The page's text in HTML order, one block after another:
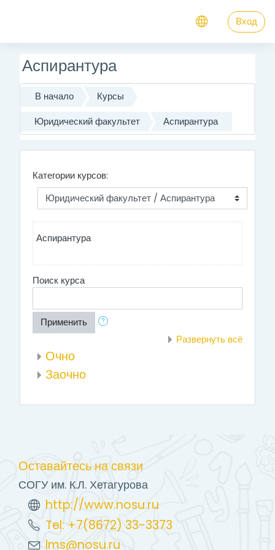
Вход
Аспирантура
В начало Курсы
Юридический факультет Аспирантура
Категории курсов:
Аспирантура
Поиск курса
Применить
Развернуть всё
Очно
Заочно
Оставайтесь на связи
СОГУ им. К.Л. Хетагурова
http://www.nosu.ru
Tel: +7(8672) 33-3373
lms@nosu.ru